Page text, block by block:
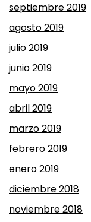
septiembre 2019
agosto 2019
julio 2019
junio 2019
mayo 2019
abril 2019
marzo 2019
febrero 2019
enero 2019
diciembre 2018
noviembre 2018